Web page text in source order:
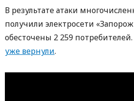
В результате атаки
получили электросети
обесточены 2 259 потребителей.
уже вернули.